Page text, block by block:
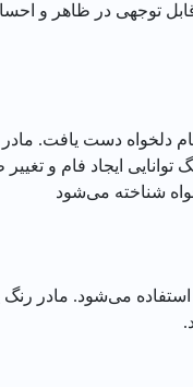
توجهی در ظاهر و
دلخواه دست یافت.
ایجاد فام و تغییر
شناخته می‌شود
می‌شود. مادر رنگ